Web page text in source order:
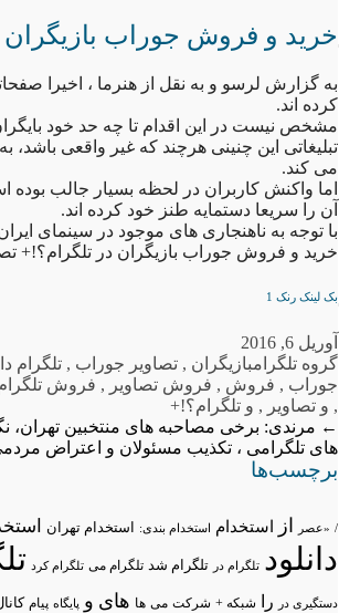
خرید و فروش جوراب بازیگران
به گزارش لرسو و به نقل از هنرما ، اخیرا
کرده اند.
مشخص نیست در این اقدام تا چه حد خود
تبلیغاتی این چنینی هرچند که غیر واقعی
می کند.
اما واکنش کاربران در لحظه بسیار جالب
آن را سریعا دستمایه طنز خود کرده اند.
با توجه به ناهنجاری های موجود در سینمای
خرید و فروش جوراب بازیگران در تلگرام؟!+
بک لینک رنک 1
آوریل 6, 2016
گروه تلگرامبازیگران , تصاویر جوراب , تلگرام
جوراب , فروش , فروش تصاویر , فروش
, و تصاویر , و تلگرام؟!+
← مرندی: برخی مصاحبه های منتخبین تهران،
های تلگرامی ، تکذیب مسئولان و اعتراض
برچسب‌ها
/ «عصر از استخدام استخدام بندی: استخدام تهران
دانلود تلگرام در تلگرام شد تلگرام می تلگرام کرد
دستگیری در را شبکه + شرکت می ها های و پایگاه پیام